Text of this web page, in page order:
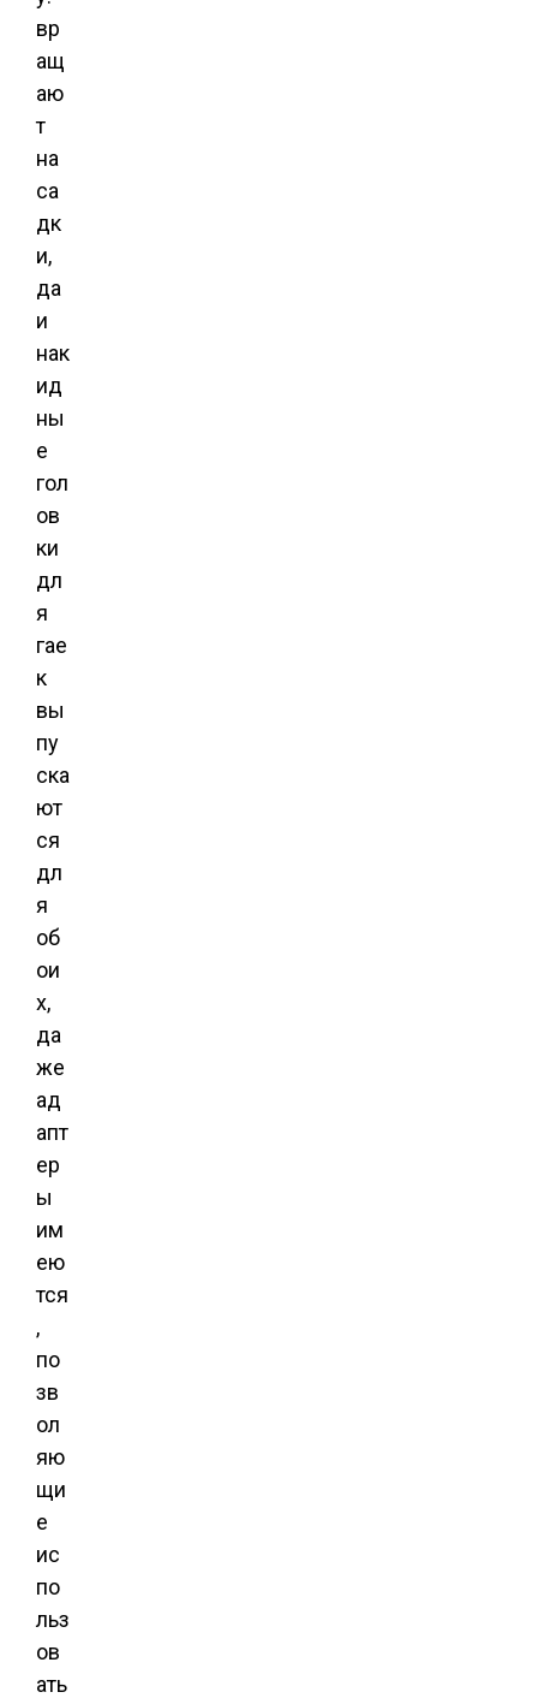
вр
ащ
аю
т
на
са
дк
и,
да
и
нак
ид
ны
е
гол
ов
ки
дл
я
гае
к
вы
пу
ска
ют
ся
дл
я
об
ои
х,
да
же
ад
апт
ер
ы
им
ею
тся
,
по
зв
ол
яю
щи
е
ис
по
льз
ов
ать